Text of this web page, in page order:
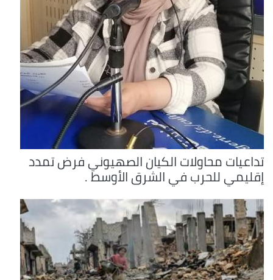
تداعيات محاولات الكيان الصهيوني فرض تمدد
إقليمي للحرب في الشرق الأوسط .